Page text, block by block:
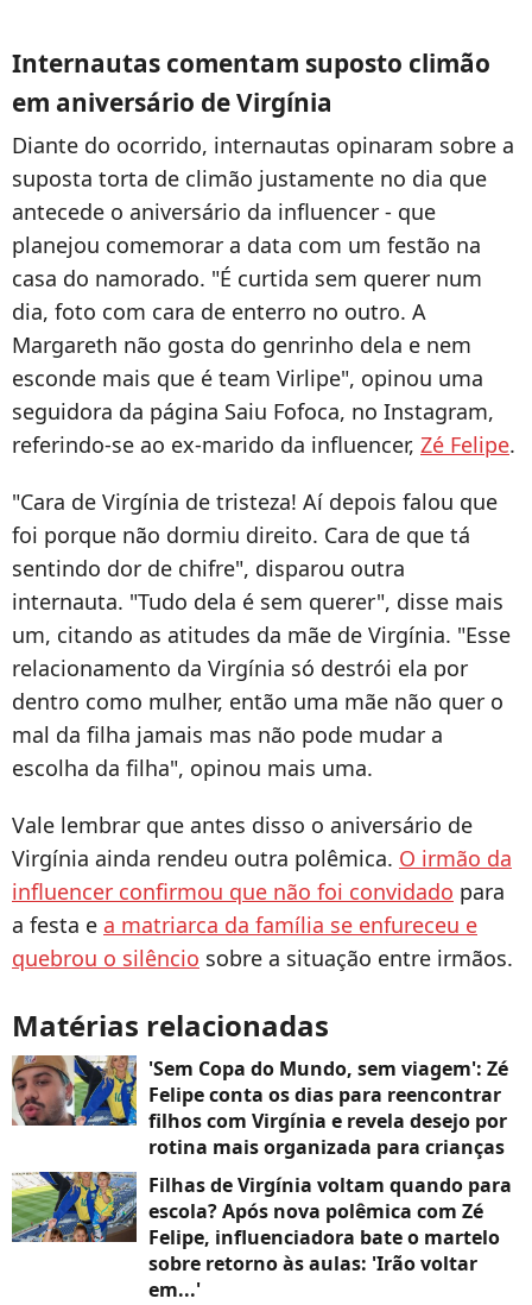
Internautas comentam suposto climão
em aniversário de Virgínia
Diante do ocorrido, internautas opinaram sobre a
suposta torta de climão justamente no dia que
antecede o aniversário da influencer - que
planejou comemorar a data com um festão na
casa do namorado. "É curtida sem querer num
dia, foto com cara de enterro no outro. A
Margareth não gosta do genrinho dela e nem
esconde mais que é team Virlipe", opinou uma
seguidora da página Saiu Fofoca, no Instagram,
referindo-se ao ex-marido da influencer, Zé Felipe.
"Cara de Virgínia de tristeza! Aí depois falou que
foi porque não dormiu direito. Cara de que tá
sentindo dor de chifre", disparou outra
internauta. "Tudo dela é sem querer", disse mais
um, citando as atitudes da mãe de Virgínia. "Esse
relacionamento da Virgínia só destrói ela por
dentro como mulher, então uma mãe não quer o
mal da filha jamais mas não pode mudar a
escolha da filha", opinou mais uma.
Vale lembrar que antes disso o aniversário de
Virgínia ainda rendeu outra polêmica. O irmão da
influencer confirmou que não foi convidado para
a festa e a matriarca da família se enfureceu e
quebrou o silêncio sobre a situação entre irmãos.
Matérias relacionadas
'Sem Copa do Mundo, sem viagem': Zé
Felipe conta os dias para reencontrar
filhos com Virgínia e revela desejo por
rotina mais organizada para crianças
Filhas de Virgínia voltam quando para
escola? Após nova polêmica com Zé
Felipe, influenciadora bate o martelo
sobre retorno às aulas: 'Irão voltar
em...'